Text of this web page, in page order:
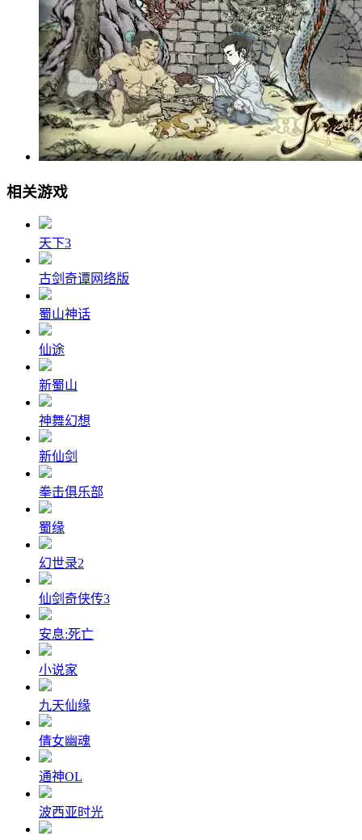
相关游戏
天下3
古剑奇谭网络版
蜀山神话
仙途
新蜀山
神舞幻想
新仙剑
拳击俱乐部
蜀缘
幻世录2
仙剑奇侠传3
安息:死亡
小说家
九天仙缘
倩女幽魂
通神OL
波西亚时光